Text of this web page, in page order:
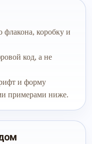
флакона, коробку и
код, а не
и форму
примерами ниже.